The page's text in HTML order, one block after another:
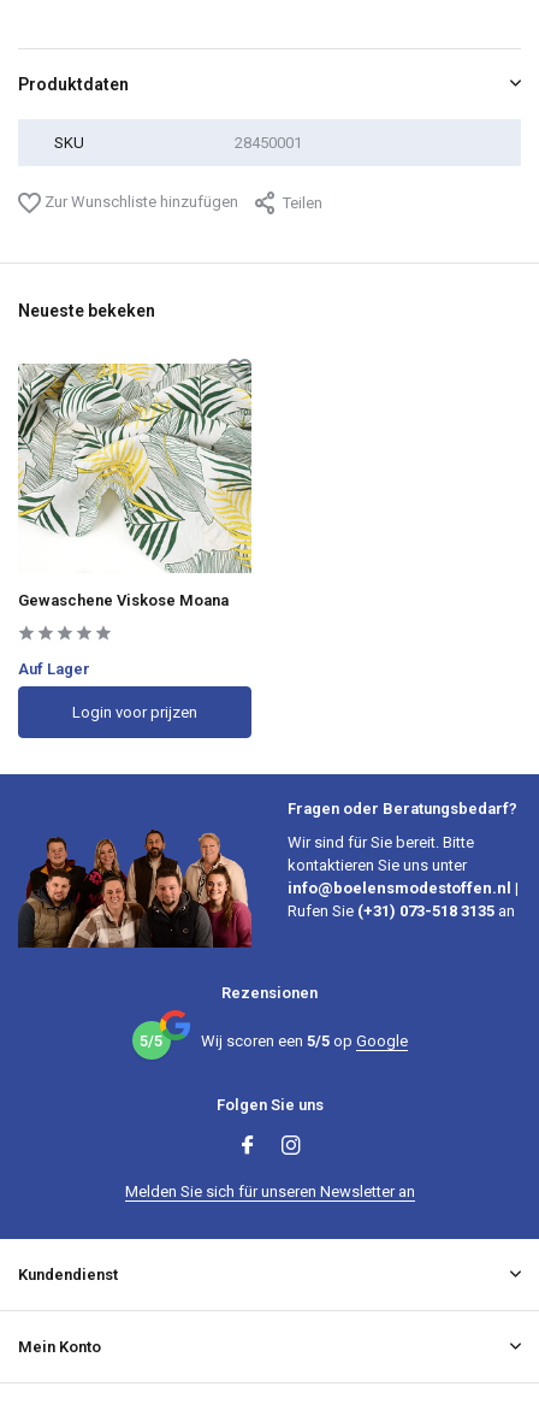
Produktdaten
SKU 28450001
Zur Wunschliste hinzufügen Teilen
Neueste bekeken
Gewaschene Viskose Moana
Auf Lager
Login voor prijzen
Fragen oder Beratungsbedarf?
Wir sind für Sie bereit. Bitte
kontaktieren Sie uns unter
info@boelensmodestoffen.nl |
Rufen Sie (+31) 073-518 3135 an
Rezensionen
5/5 Wij scoren een 5/5op Google
Folgen Sie uns
Melden Sie sich für unseren Newsletter an
Kundendienst
Mein Konto